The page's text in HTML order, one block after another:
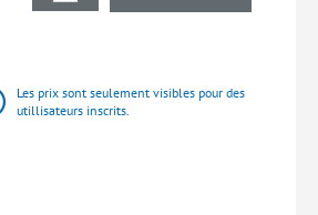
Les prix sont seulement visibles pour des
utillisateurs inscrits.